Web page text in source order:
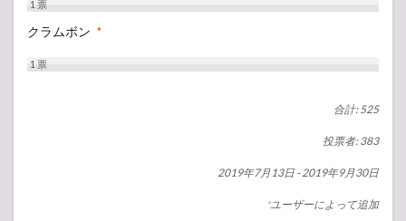
1票
クラムボン *
1票
合計: 525
投票者: 383
2019年7月13日 -2019年9月30日
*ユーザーによって追加